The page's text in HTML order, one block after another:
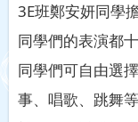
3E班鄭安妍同學
同學們的表演都十
同學們可自由選
事、唱歌、跳舞